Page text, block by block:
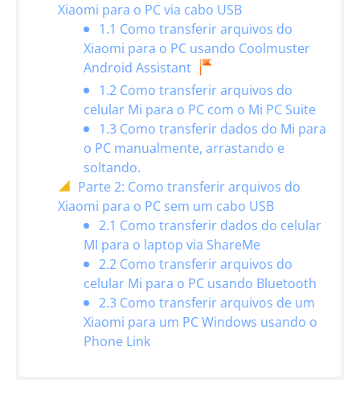
Xiaomi para o PC via cabo USB
1.1 Como transferir arquivos do
Xiaomi para o PC usando Coolmuster
Android Assistant
1.2 Como transferir arquivos do
celular Mi para o PC com o Mi PC Suite
1.3 Como transferir dados do Mi para
o PC manualmente, arrastando e
soltando.
Parte 2: Como transferir arquivos do
Xiaomi para o PC sem um cabo USB
2.1 Como transferir dados do celular
MI para o laptop via ShareMe
2.2 Como transferir arquivos do
celular Mi para o PC usando Bluetooth
2.3 Como transferir arquivos de um
Xiaomi para um PC Windows usando o
Phone Link